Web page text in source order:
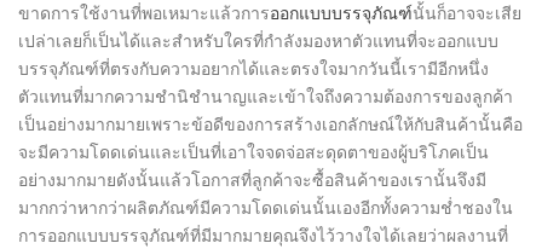
ขาดการใช้งานที่พอเหมาะแล้วการออกแบบบรรจุภัณฑ์นั้นก็อาจจะเสีย
เปล่าเลยก็เป็นได้และสำหรับใครที่กำลังมองหาตัวแทนที่จะออกแบบ
บรรจุภัณฑ์ที่ตรงกับความอยากได้และตรงใจมากวันนี้เรามีอีกหนึ่ง
ตัวแทนที่มากความชำนิชำนาญและเข้าใจถึงความต้องการของลูกค้า
เป็นอย่างมากมายเพราะข้อดีของการสร้างเอกลักษณ์ให้กับสินค้านั้นคือ
จะมีความโดดเด่นและเป็นที่เอาใจจดจ่อสะดุดตาของผู้บริโภคเป็น
อย่างมากมายดังนั้นแล้วโอกาสที่ลูกค้าจะซื้อสินค้าของเรานั้นจึงมี
มากกว่าหากว่าผลิตภัณฑ์มีความโดดเด่นนั้นเองอีกทั้งความช่ำชองใน
การออกแบบบรรจุภัณฑ์ที่มีมากมายคุณจึงไว้วางใจได้เลยว่าผลงานที่